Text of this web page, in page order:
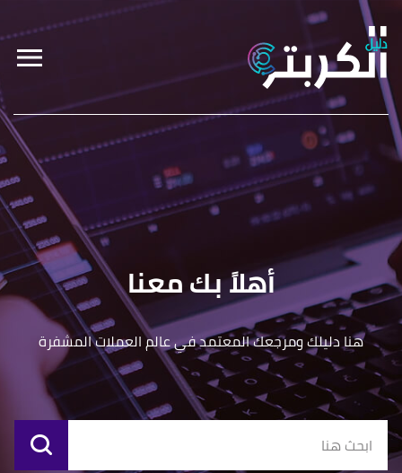
أهلاً بك معنا
هنا دليلك ومرجعك المعتمد في عالم العملات المشفرة